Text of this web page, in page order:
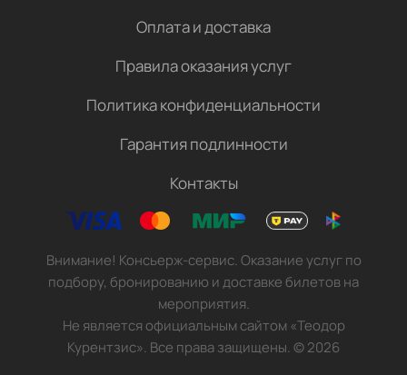
Оплата и доставка
Правила оказания услуг
Политика конфиденциальности
Гарантия подлинности
Контакты
Внимание! Консьерж-сервис. Оказание услуг по
подбору, бронированию и доставке билетов на
мероприятия.
Не является официальным сайтом «Теодор
Курентзис». Все права защищены.©2026